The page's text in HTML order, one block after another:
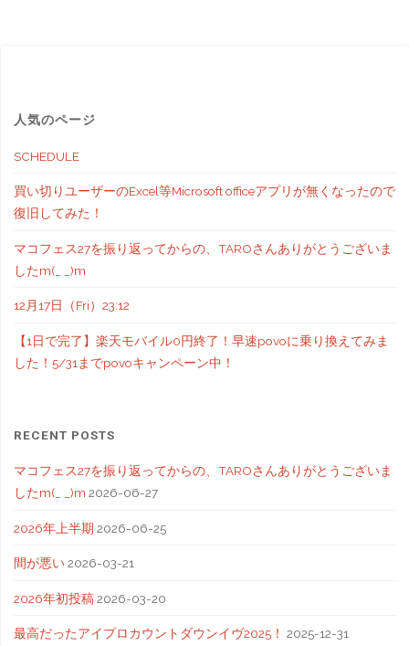
人気のページ
SCHEDULE
買い切りユーザーのExcel等Microsoft officeアプリが無くなったので
復旧してみた！
マコフェス27を振り返ってからの、TAROさんありがとうございま
したm(_ _)m
12月17日（Fri）23:12
【1日で完了】楽天モバイル0円終了！早速povoに乗り換えてみま
した！5/31までpovoキャンペーン中！
RECENT POSTS
マコフェス27を振り返ってからの、TAROさんありがとうございま
したm(_ _)m 2026-06-27
2026年上半期 2026-06-25
間が悪い 2026-03-21
2026年初投稿 2026-03-20
最高だったアイプロカウントダウンイヴ2025！ 2025-12-31